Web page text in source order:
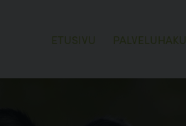
ETUSIVU PALVELUHAKU